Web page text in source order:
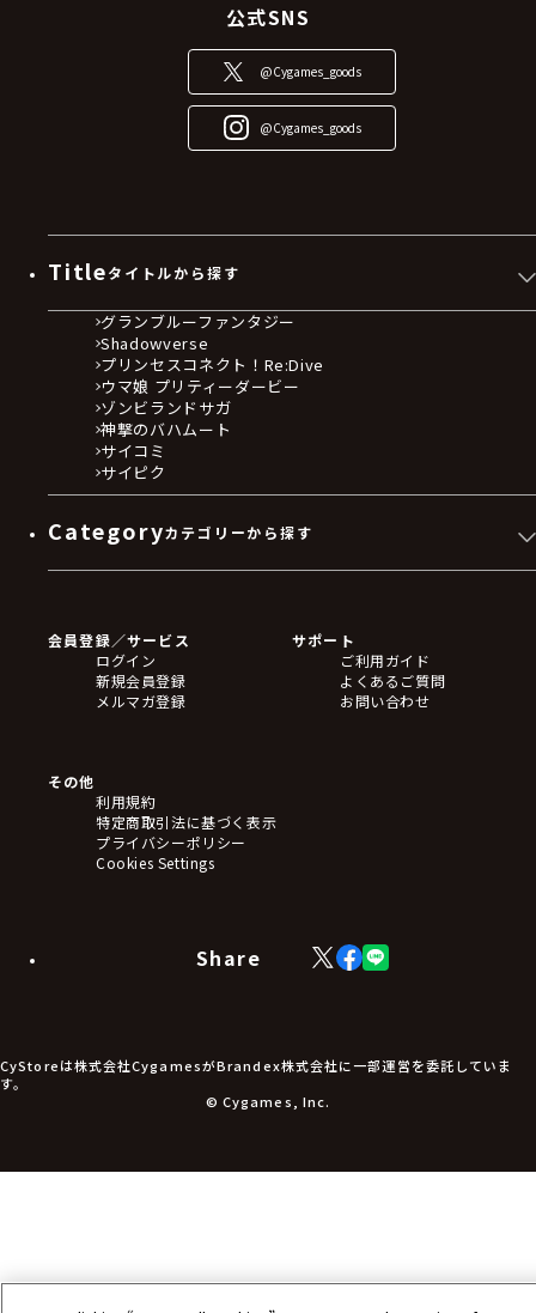
公式SNS
@Cygames_goods
@Cygames_goods
Titleタイトルから探す
グランブルーファンタジー
Shadowverse
プリンセスコネクト！Re:Dive
ウマ娘 プリティーダービー
ゾンビランドサガ
神撃のバハムート
サイコミ
サイピク
Categoryカテゴリーから探す
フィギュア
アクリルスタンド
バッジ
キーホルダー・ストラップ
ステッカー・シール・カード
タペストリー・ポスター
アームサポーター
ブレードホルダー
食品・飲料品
アパレル小物
アクセサリー
会員登録／サービス
ログイン
新規会員登録
メルマガ登録
サポート
ご利用ガイド
よくあるご質問
お問い合わせ
その他
利用規約
特定商取引法に基づく表示
プライバシーポリシー
Cookies Settings
Share
X
(Twitter)
Facebook
LINE
CyStoreは株式会社CygamesがBrandex株式会社に一部運営を委託していま
す。
© Cygames, Inc.